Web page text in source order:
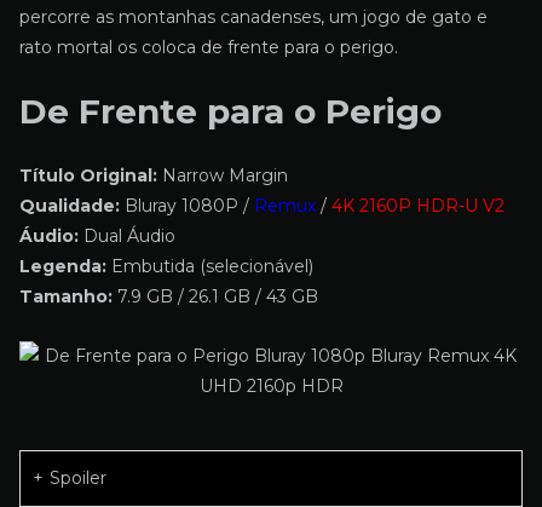
percorre as montanhas canadenses, um jogo de gato e
rato mortal os coloca de frente para o perigo.
De Frente para o Perigo
Título Original: Narrow Margin
Qualidade: Bluray 1080P / Remux / 4K 2160P HDR-U V2
Áudio: Dual Áudio
Legenda: Embutida (selecionável)
Tamanho: 7.9 GB / 26.1 GB / 43 GB
Spoiler